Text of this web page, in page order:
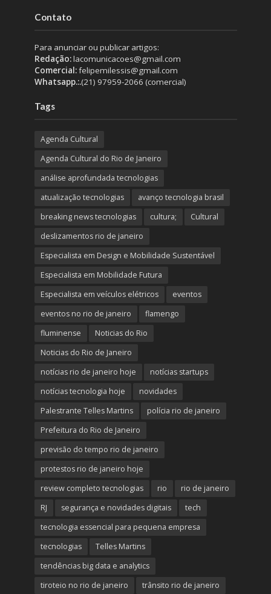
Contato
Para anunciar ou publicar artigos:
Redação:lacomunicacoes@gmail.com
Comercial:felipemilessis@gmail.com
Whatsapp.:.(21) 97959-2066 (comercial)
Tags
Agenda Cultural
Agenda Cultural do Rio de Janeiro
análise aprofundada tecnologias
atualização tecnologias
avanço tecnologia brasil
breaking news tecnologias
cultura;
Cultural
deslizamentos rio de janeiro
Especialista em Design e Mobilidade Sustentável
Especialista em Mobilidade Futura
Especialista em veículos elétricos
eventos
eventos no rio de janeiro
flamengo
fluminense
Noticias do Rio
Noticias do Rio de Janeiro
notícias rio de janeiro hoje
notícias startups
notícias tecnologia hoje
novidades
Palestrante Telles Martins
polícia rio de janeiro
Prefeitura do Rio de Janeiro
previsão do tempo rio de janeiro
protestos rio de janeiro hoje
review completo tecnologias
rio
rio de janeiro
RJ
segurança e novidades digitais
tech
tecnologia essencial para pequena empresa
tecnologias
Telles Martins
tendências big data e analytics
tiroteio no rio de janeiro
trânsito rio de janeiro